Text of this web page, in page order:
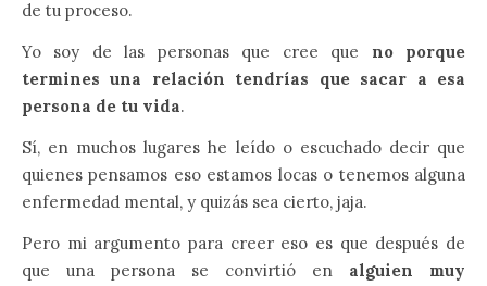
de tu proceso.
Yo soy de las personas que cree que no porque
termines una relación tendrías que sacar a esa
persona de tu vida.
Sí, en muchos lugares he leído o escuchado decir que
quienes pensamos eso estamos locas o tenemos alguna
enfermedad mental, y quizás sea cierto, jaja.
Pero mi argumento para creer eso es que después de
que una persona se convirtió en alguien muy